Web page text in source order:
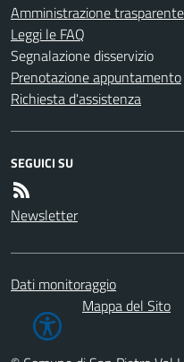
Amministrazione trasparente
Leggi le FAQ
Segnalazione disservizio
Prenotazione appuntamento
Richiesta d'assistenza
SEGUICI SU
Newsletter
Dati monitoraggio
Mappa del Sito